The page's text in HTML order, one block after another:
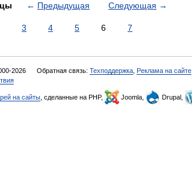
← Предыдущая Следующая →
3 4 5 6 7
2026 Обратная связь: Техподдержка Реклама на сайте
на сайты , сделанные на PHP, Joomla, Drupal,